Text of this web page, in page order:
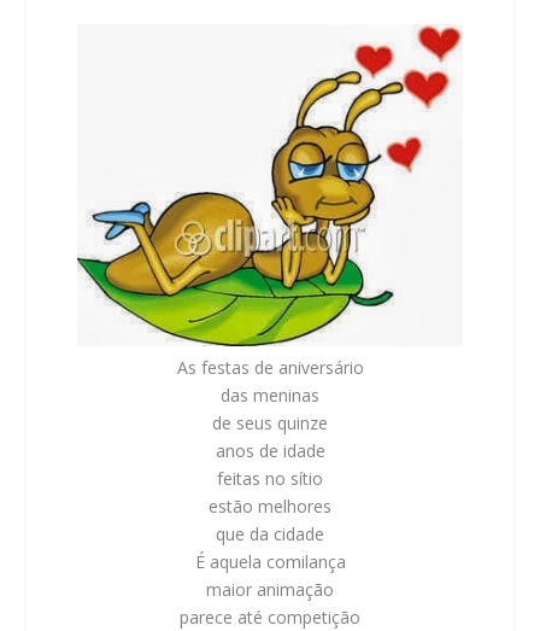
As festas de aniversário
das meninas
de seus quinze
anos de idade
feitas no sítio
estão melhores
que da cidade
É aquela comilança
maior animação
parece até competição